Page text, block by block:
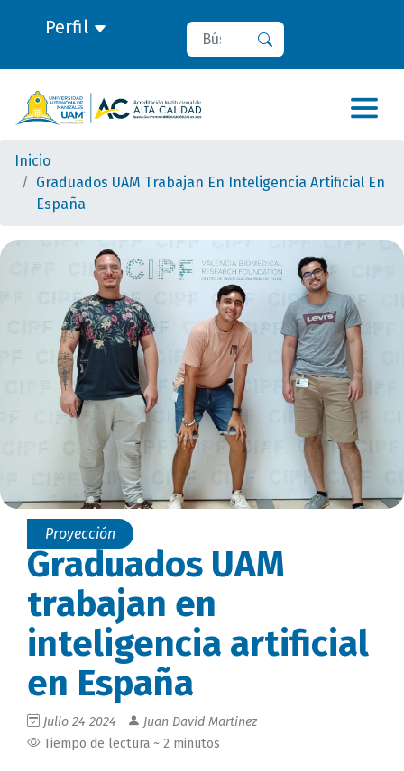
Perfil Buscar
Inicio
Graduados UAM Trabajan En Inteligencia Artificial En
España
Proyección
Graduados UAM
trabajan en
inteligencia artificial
en España
Julio 24 2024
Juan David Martinez
Tiempo de lectura ~ 2 minutos